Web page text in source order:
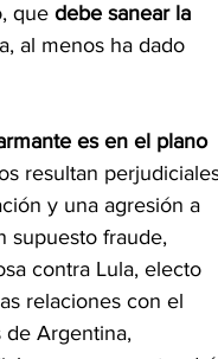
que debe sanear la
al menos ha dado
es en el plano
resultan
y una agresión a
supuesto fraude,
contra Lula, electo
relaciones con el
de Argentina,